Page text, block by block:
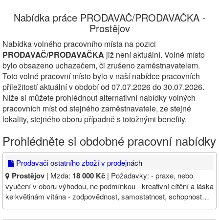
Nabídka práce PRODAVAČ/PRODAVAČKA -
Prostějov
Nabídka volného pracovního místa na pozici
PRODAVAČ/PRODAVAČKA již není aktuální. Volné místo
bylo obsazeno uchazečem, či zrušeno zaměstnavatelem.
Toto volné pracovní místo bylo v naší nabídce pracovních
příležitostí aktuální v období od 07.07.2026 do 30.07.2026.
Níže si můžete prohlédnout alternativní nabídky volných
pracovních míst od stejného zaměstnavatele, ze stejné
lokality, stejného oboru případně s totožnými benefity.
Prohlédněte si obdobné pracovní nabídky
Prodavači ostatního zboží v prodejnách
Prostějov | Mzda: 18 000 Kč | Požadavky: - praxe, nebo
vyučení v oboru výhodou, ne podmínkou - kreativní cítění a láska
ke květinám vítána - zodpovědnost, samostatnost, schopnost…